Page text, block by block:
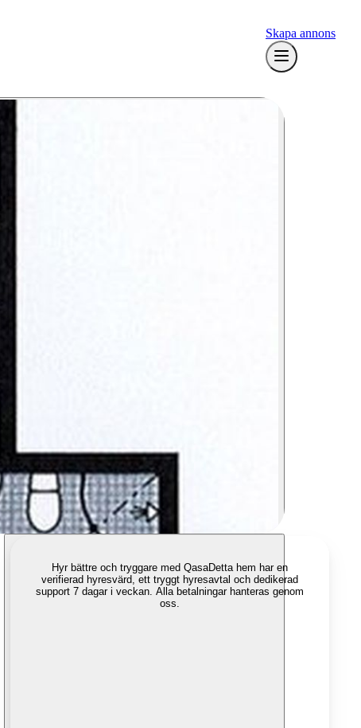
Skapa annons
Hyr bättre och tryggare med QasaDetta hem har en
verifierad hyresvärd, ett tryggt hyresavtal och dedikerad
support 7 dagar i veckan. Alla betalningar hanteras genom
oss.